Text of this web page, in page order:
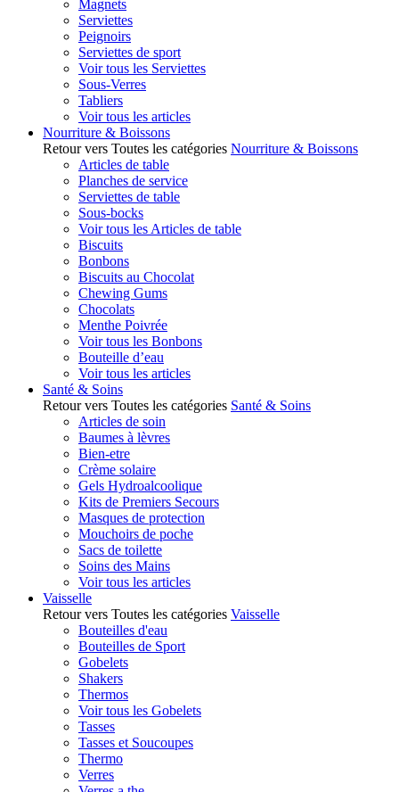
Magnets
Serviettes
Peignoirs
Serviettes de sport
Voir tous les Serviettes
Sous-Verres
Tabliers
Voir tous les articles
Nourriture & Boissons
Retour vers Toutes les catégories Nourriture & Boissons
Articles de table
Planches de service
Serviettes de table
Sous-bocks
Voir tous les Articles de table
Biscuits
Bonbons
Biscuits au Chocolat
Chewing Gums
Chocolats
Menthe Poivrée
Voir tous les Bonbons
Bouteille d’eau
Voir tous les articles
Santé & Soins
Retour vers Toutes les catégories Santé & Soins
Articles de soin
Baumes à lèvres
Bien-etre
Crème solaire
Gels Hydroalcoolique
Kits de Premiers Secours
Masques de protection
Mouchoirs de poche
Sacs de toilette
Soins des Mains
Voir tous les articles
Vaisselle
Retour vers Toutes les catégories Vaisselle
Bouteilles d'eau
Bouteilles de Sport
Gobelets
Shakers
Thermos
Voir tous les Gobelets
Tasses
Tasses et Soucoupes
Thermo
Verres